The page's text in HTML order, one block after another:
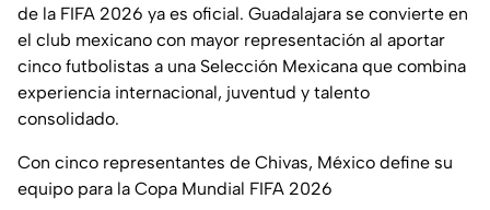
de la FIFA 2026 ya es oficial. Guadalajara se convierte en
el club mexicano con mayor representación al aportar
cinco futbolistas a una Selección Mexicana que combina
experiencia internacional, juventud y talento
consolidado.
Con cinco representantes de Chivas, México define su
equipo para la Copa Mundial FIFA 2026